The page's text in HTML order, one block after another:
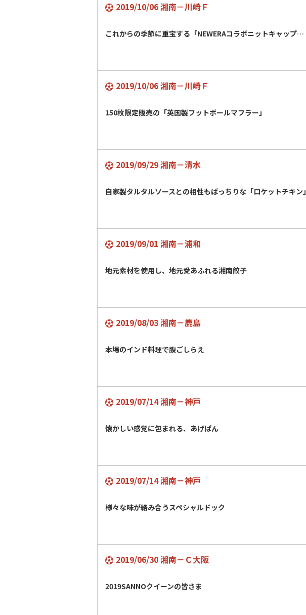
2019/10/06 湘南－川崎Ｆ
これからの季節に重宝する「NEWERAコラボニットキャップ…
2019/10/06 湘南－川崎Ｆ
150枚限定販売の「英国製フットボールマフラー」
2019/09/29 湘南－清水
自家製タルタルソースとの相性もばっちりな「ロケットチキン」
2019/09/01 湘南－浦和
地元素材を使用し、地元愛あふれる湘南餃子
2019/08/03 湘南－鹿島
本場のインド料理で腹ごしらえ
2019/07/14 湘南－神戸
懐かしい感覚に包まれる、あげぱん
2019/07/14 湘南－神戸
様々な味が絡み合うスペシャルドック
2019/06/30 湘南－Ｃ大阪
2019SANNOクイーンの皆さま